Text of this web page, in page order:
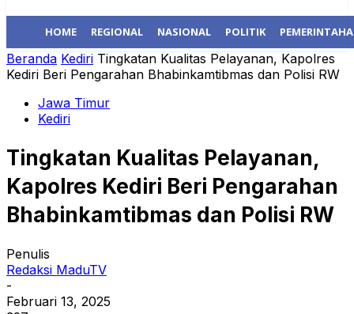
HOME REGIONAL NASIONAL POLITIK
Beranda Kediri Tingkatan Kualitas Pelayanan, Kapolres
Kediri Beri Pengarahan Bhabinkamtibmas dan Polisi RW
Jawa Timur
Kediri
Tingkatan Kualitas Pelayanan,
Kapolres Kediri Beri Pengarahan
Bhabinkamtibmas dan Polisi RW
Penulis
Redaksi MaduTV
-
Februari 13, 2025